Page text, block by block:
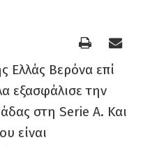
Ελλάς Βερόνα επί
εξασφάλισε την
στη Serie A. Και
είναι